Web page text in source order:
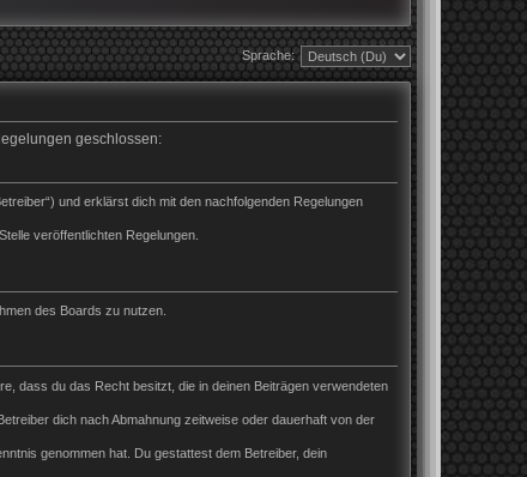
Sprache:
geschlossen:
und erklärst dich mit den nachfolgenden Regelungen
veröffentlichten Regelungen.
des Boards zu nutzen.
dass du das Recht besitzt, die in deinen Beiträgen verwendeten
dich nach Abmahnung zeitweise oder dauerhaft von der
genommen hat. Du gestattest dem Betreiber, dein